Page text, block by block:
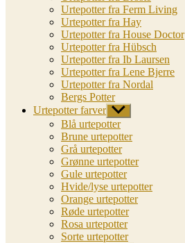
Urtepotter fra Ferm Living
Urtepotter fra Hay
Urtepotter fra House Doctor
Urtepotter fra Hübsch
Urtepotter fra Ib Laursen
Urtepotter fra Lene Bjerre
Urtepotter fra Nordal
Bergs Potter
Urtepotter farver Vis
undermenu
Blå urtepotter
Brune urtepotter
Grå urtepotter
Grønne urtepotter
Gule urtepotter
Hvide/lyse urtepotter
Orange urtepotter
Røde urtepotter
Rosa urtepotter
Sorte urtepotter